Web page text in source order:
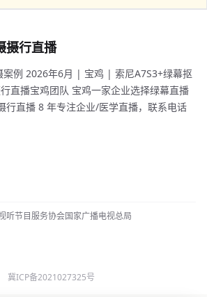
摄行直播
案例 2026年6月 | 宝鸡 | 索尼A7S3+绿幕抠
直播宝鸡团队 宝鸡一家企业选择绿幕直播
行直播 8 年专注企业/医学直播，联系电话
听节目服务协会国家广播电视总局
冀ICP备2021027325号